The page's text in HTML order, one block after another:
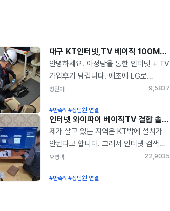
대구 KT인터넷,TV 베이직 100MB 솔직한 가입설치 후기
안녕하세요. 아정당을 통한 인터넷 + TV
가입후기 남깁니다. 애초에 LG로
가입신청 하였으나 비대칭으로 들어온다
때문에 여기저기 비교 많이 하시면서
설치들 하실텐데 그냥 아정당 이용 해도
후회 전혀 없으실거예요. 사은품도
사은품이지만 상담해주시는 분들 한명
한명 다 친절하시고 일처리들도 깔끔
하십니다. 알아보기 귀찮다 하시는 분
창원이 9,5837
#만족도#상담원 연결
인터넷 와이파이 베이직TV 결합 솔직한 가입설치 후기
제가 살고 있는 지역은 KT밖에 설치가
안된다고 합니다. 그래서 인터넷 검색을
통해 KT 인터넷 사은품 지급이 가장
지급이 가장 많아 설치하기로
오영택 22,9035
#만족도#상담원 연결